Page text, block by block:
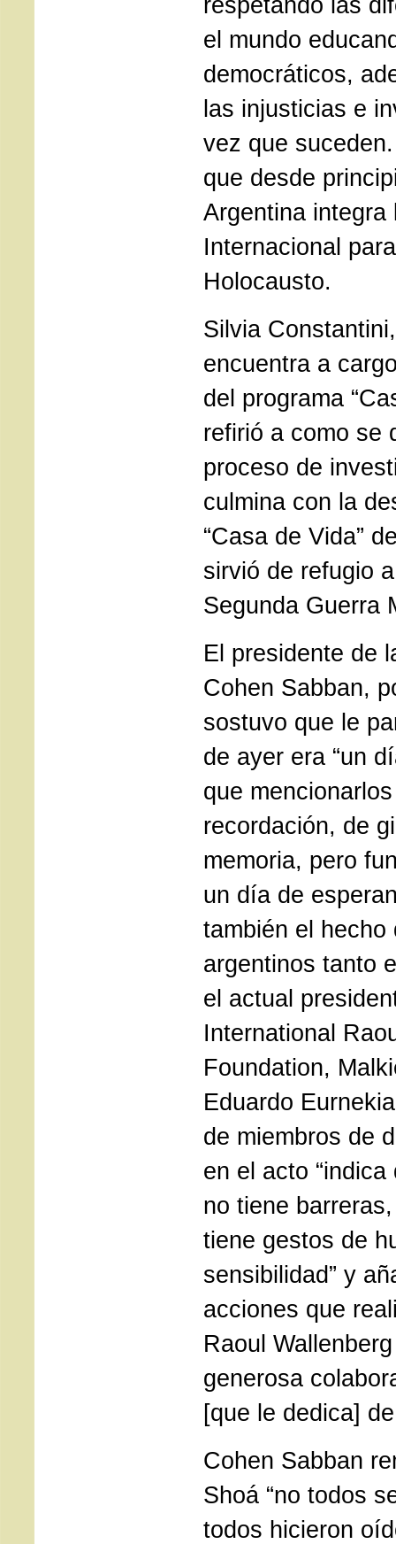
el mundo
democráticos,
las injusticias e
vez que
que desde
Argentina integra
Internacional
Holocausto.
Silvia
encuentra a
del programa
refirió a como se
proceso de
culmina con la
“Casa de Vida”
sirvió de refugio
Segunda Guerra
El presidente de
Cohen Sabban,
sostuvo que le
de ayer era “un
que
recordación, de
memoria, pero
un día de
también el hecho
argentinos tanto
el actual
International
Foundation,
Eduardo
de miembros de
en el acto
no tiene
tiene gestos de
sensibilidad” y
acciones que
Raoul
generosa
[que le dedica]
Cohen Sabban
Shoá “no todos
todos hicieron